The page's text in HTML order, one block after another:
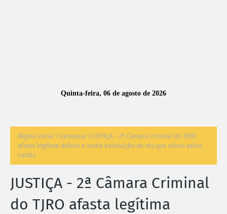
Quinta-feira, 06 de agosto de 2026
Página inicial Destaque
JUSTIÇA - 2ª Câmara Criminal do TJRO
afasta legítima defesa e anula absolvição de réu que atirou pelas
costas
JUSTIÇA - 2ª Câmara Criminal
do TJRO afasta legítima